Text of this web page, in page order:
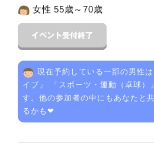
女性 55歳～70歳
現在予約している一部の男性は
イブ 」 「 スポーツ・運動（卓球）
す。他の参加者の中にもあなたと
るかも❤